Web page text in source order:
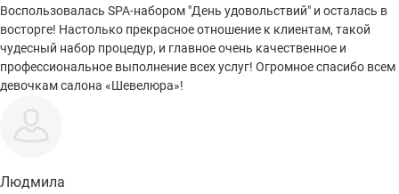
Воспользовалась SPA-набором "День удовольствий" и осталась в
восторге! Настолько прекрасное отношение к клиентам, такой
чудесный набор процедур, и главное очень качественное и
профессиональное выполнение всех услуг! Огромное спасибо всем
девочкам салона «Шевелюра»!
Людмила